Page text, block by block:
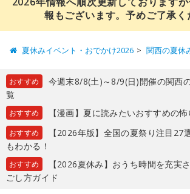
報もございます。予めご了承く
夏休みイベント・おでかけ2026 関西の夏休
おすすめ
今週末8/8(土)～8/9(日)開催の関西
覧
おすすめ 【漫画】夏に読みたいおすすめの
おすすめ
【2026年版】全国の夏祭り注目27
もわかる！
おすすめ
【2026夏休み】おうち時間を充実
ごし方ガイド